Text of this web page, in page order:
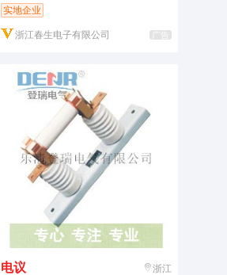
实地企业
浙江春生电子有限公司 广告
电议 浙江